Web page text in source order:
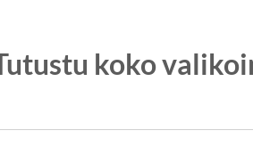
koko